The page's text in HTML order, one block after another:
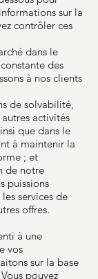
sur la
contrôler ces
dans le
des
à nos clients
de solvabilité,
activités
que dans le
à maintenir la
; et
de notre
puissions
services de
offres.
à une
vos
sur la base
pouvez